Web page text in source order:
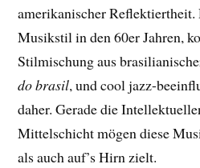
amerikanischer
Musikstil in den 60er Jahren,
Stilmischung aus
do brasil, und cool jazz-
daher. Gerade die
Mittelschicht mögen diese
als auch auf’s Hirn zielt.